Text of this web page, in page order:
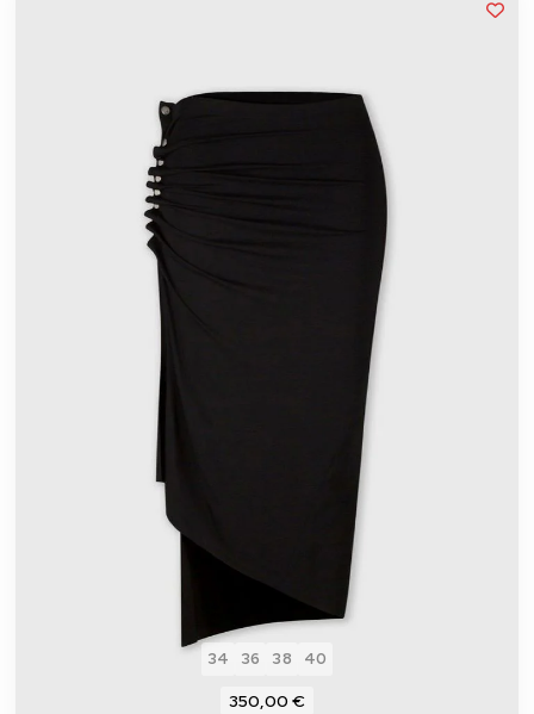
34 36 38 40
350,00 €